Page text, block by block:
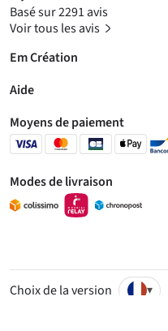
Basé sur 2291 avis
Voir tous les avis
Em Création
Aide
Moyens de paiement
Modes de livraison
Choix de la version ▾